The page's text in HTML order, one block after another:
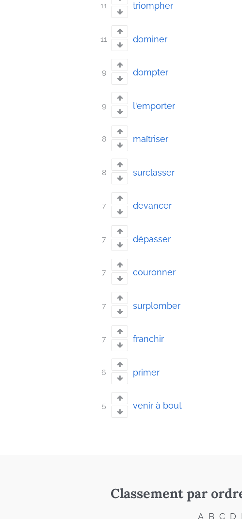
11 triompher
11 dominer
9 dompter
9 l'emporter
8 maîtriser
8 surclasser
7 devancer
7 dépasser
7 couronner
7 surplomber
7 franchir
6 primer
5 venir à bout
Classement par
A B C D